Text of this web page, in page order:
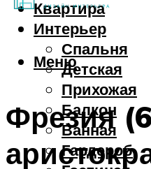
Квартира
Интерьер
Спальня
Детская
Прихожая
Балкон
Ванная
Гардероб
Меню
Фрезия